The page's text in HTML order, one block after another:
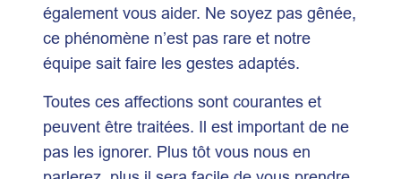
également vous aider. Ne soyez pas gênée,
ce phénomène n’est pas rare et notre
équipe sait faire les gestes adaptés.
Toutes ces affections sont courantes et
peuvent être traitées. Il est important de ne
pas les ignorer. Plus tôt vous nous en